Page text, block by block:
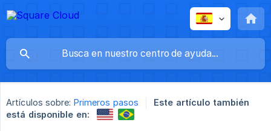
Artículos sobre: Primeros pasos
Este artículo también
está disponible en: